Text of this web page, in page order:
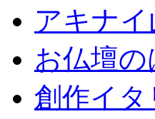
アキナ
お仏壇
創作イタ